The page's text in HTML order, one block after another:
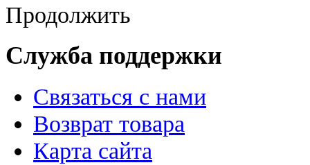
Продолжить
Служба поддержки
Связаться с нами
Возврат товара
Карта сайта